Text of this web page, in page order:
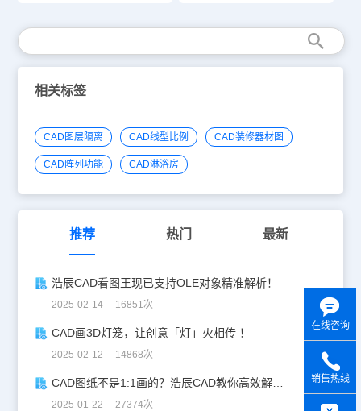
相关标签
CAD图层隔离 CAD线型比例 CAD装修器材图
CAD阵列功能 CAD淋浴房
推荐 热门 最新
浩辰CAD看图王现已支持OLE对象精准解析！
2025-02-14 16851次
CAD画3D灯笼，让创意「灯」火相传 ！
2025-02-12 14868次
CAD图纸不是1:1画的？浩辰CAD教你高效解决！
2025-01-22 27374次
在线咨询
销售热线